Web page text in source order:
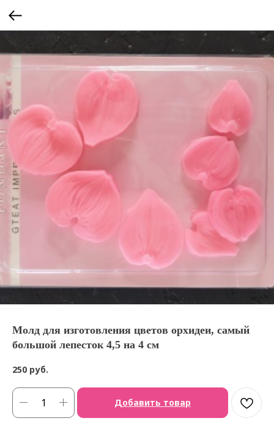
Молд для изготовления цветов орхидеи, самый
большой лепесток 4,5 на 4 см
250 руб.
Добавить товар